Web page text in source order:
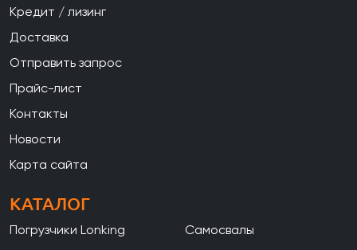
Кредит / лизинг
Доставка
Отправить запрос
Прайс-лист
Контакты
Новости
Карта сайта
КАТАЛОГ
Погрузчики Lonking
Самосвалы